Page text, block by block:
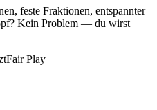
feste Fraktionen, entspannter
Kein Problem — du wirst
Fair Play